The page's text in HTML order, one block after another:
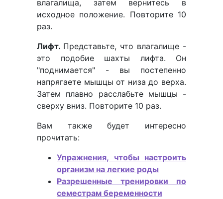
влагалища, затем вернитесь в
исходное положение. Повторите 10
раз.
Лифт. Представьте, что влагалище -
это подобие шахты лифта. Он
"поднимается" - вы постепенно
напрягаете мышцы от низа до верха.
Затем плавно расслабьте мышцы -
сверху вниз. Повторите 10 раз.
Вам также будет интересно
прочитать:
Упражнения, чтобы настроить
организм на легкие роды
Разрешенные тренировки по
семестрам беременности